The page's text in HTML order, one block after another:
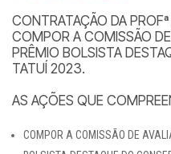
CONTRATAÇÃO DA PROFª
COMPOR A COMISSÃO
PRÊMIO BOLSISTA
TATUÍ 2023.
AS AÇÕES QUE
COMPOR A COMISSÃO DE